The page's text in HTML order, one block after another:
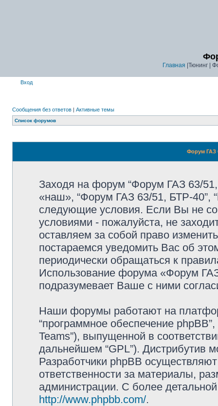
Главная |Тюнинг |
Вход
Сообщения без ответов | Активные темы
Список форумов
Форум ГАЗ
Заходя на форум “Форум ГАЗ 63/
«наш», “Форум ГАЗ 63/51, БТР-40”,
следующие условия. Если Вы не
условиями - пожалуйста, не
оставляем за собой право
постараемся уведомить Вас об
периодически обращаться к
Использование форума «Форум
подразумевает Ваше с ними
Наши форумы работают на
“программное обеспечение
Teams”), выпущенной в
дальнейшем “GPL”). Дистрибутив
Разработчики phpBB
ответственности за материалы,
администрации. С более
http://www.phpbb.com/.